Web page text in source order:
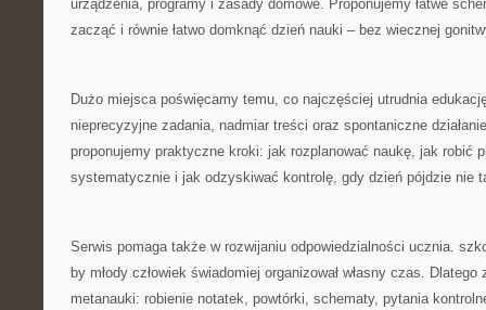
urządzenia, programy i zasady domowe. Proponujemy łatwe
zacząć i równie łatwo domknąć dzień nauki – bez wiecznej
Dużo miejsca poświęcamy temu, co najczęściej utrudnia
nieprecyzyjne zadania, nadmiar treści oraz spontaniczne
proponujemy praktyczne kroki: jak rozplanować naukę, jak robić
systematycznie i jak odzyskiwać kontrolę, gdy dzień pójdzie nie
Serwis pomaga także w rozwijaniu odpowiedzialności ucznia.
by młody człowiek świadomiej organizował własny czas.
metanauki: robienie notatek, powtórki, schematy, pytania